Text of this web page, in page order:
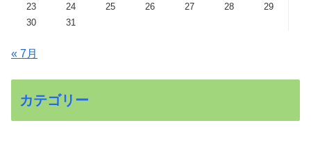
23
24 25 26 27 28
29
30
31
« 7月
カテゴリー